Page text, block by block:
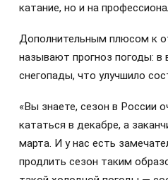
катание, но и на
Дополнительным плюсом к
называют прогноз погоды: в
снегопады, что улучшило
«Вы знаете, сезон в России
кататься в декабре, а
марта. И у нас есть
продлить сезон таким